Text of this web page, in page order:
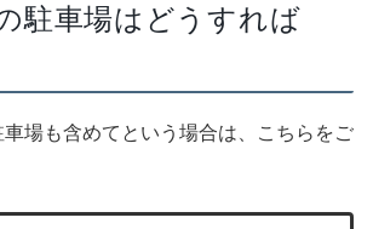
駐車場はどうすれば
場も含めてという場合は、こちらをご